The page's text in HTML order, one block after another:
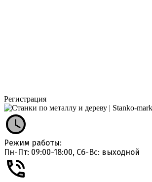
Регистрация
Режим работы:
Пн-Пт: 09:00-18:00, Сб-Вс: выходной